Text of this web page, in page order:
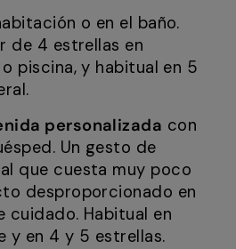
o en el baño.
de 4 estrellas en
piscina, y habitual en 5
personalizada con
Un gesto de
que cuesta muy poco
desproporcionado en
cuidado. Habitual en
y en 4 y 5 estrellas.